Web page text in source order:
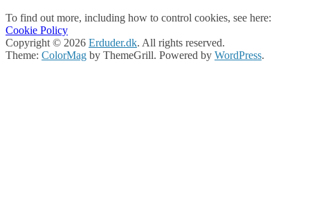
To find out more, including how to control cookies, see here:
Cookie Policy
Copyright © 2026 Erduder.dk. All rights reserved.
Theme: ColorMag by ThemeGrill. Powered by WordPress.